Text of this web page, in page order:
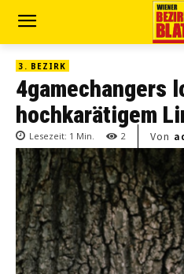
3. BEZIRK
4gamechangers
hochkarätigem
Lesezeit: 1 Min. 2 Von